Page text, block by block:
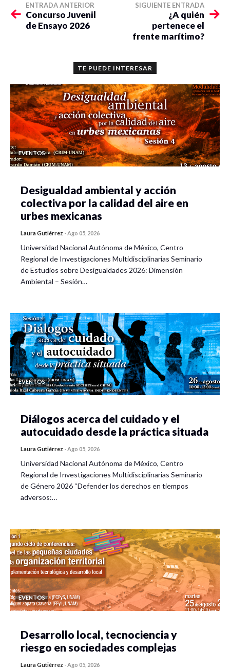
ENTRADA ANTERIOR
Concurso Juvenil
de Ensayo 2026
SIGUIENTE ENTRADA
¿A quién
pertenece el
frente marítimo?
TE PUEDE INTERESAR
EVENTOS
Desigualdad ambiental y acción
colectiva por la calidad del aire en
urbes mexicanas
Laura Gutiérrez -Ago 05, 2026
Universidad Nacional Autónoma de México, Centro
Regional de Investigaciones Multidisciplinarias Seminario
de Estudios sobre Desigualdades 2026: Dimensión
Ambiental – Sesión…
EVENTOS
Diálogos acerca del cuidado y el
autocuidado desde la práctica situada
Laura Gutiérrez -Ago 05, 2026
Universidad Nacional Autónoma de México, Centro
Regional de Investigaciones Multidisciplinarias Seminario
de Género 2026 “Defender los derechos en tiempos
adversos:…
EVENTOS
Desarrollo local, tecnociencia y
riesgo en sociedades complejas
Laura Gutiérrez -Ago 05, 2026